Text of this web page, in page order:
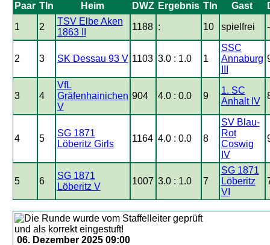
Paar Tln Heim DWZ Ergebnis Tln Gast
1 2
TSV Elbe Aken
1863 II
1188 : 10 spielfrei -
2 3 SK Dessau 93 V 1103 3.0 : 1.0 1
SSC
Annaburg
3 4
VfL
Gräfenhainichen
V
904 4.0 : 0.0 9
1. SC
Anhalt IV
4 5
SG 1871
Löberitz Girls
1164 4.0 : 0.0 8
SV Blau-
Rot
Coswig
IV
5 6
SG 1871
Löberitz V
1007 3.0 : 1.0 7
SG 1871
Löberitz
VI
06. Dezember 2025 09:00